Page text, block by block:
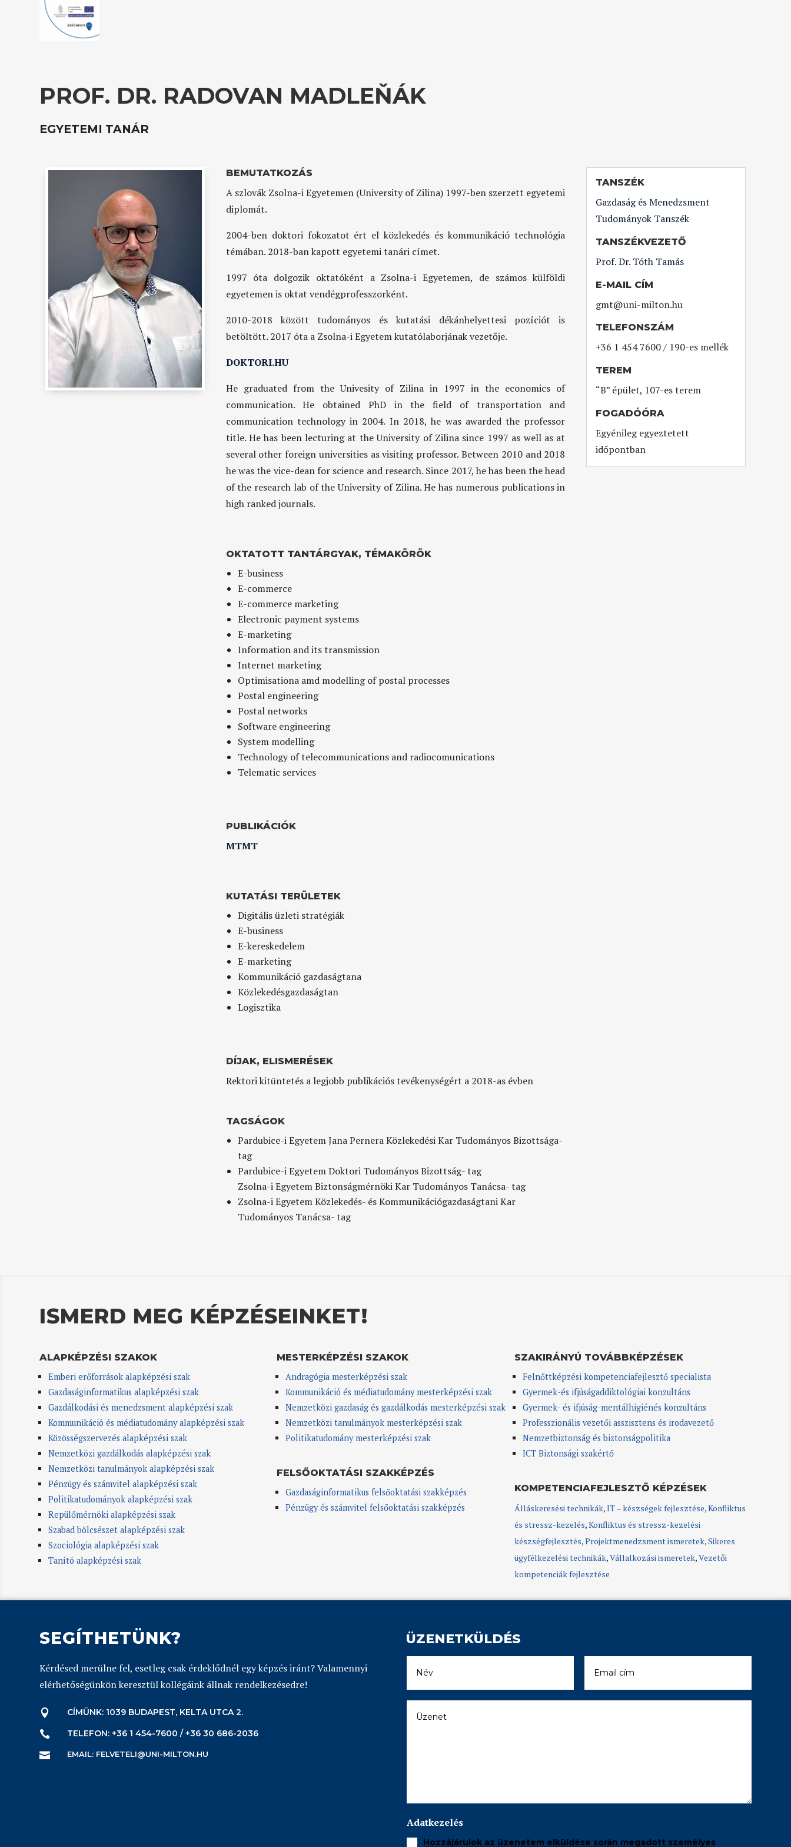
PROF. DR. RADOVAN MADLEŇÁK
EGYETEMI TANÁR
BEMUTATKOZÁS
A szlovák Zsolna-i Egyetemen (University of Zilina) 1997-ben szerzett egyetemi
diplomát.
2004-ben doktori fokozatot ért el közlekedés és kommunikáció technológia
témában. 2018-ban kapott egyetemi tanári címet.
1997 óta dolgozik oktatóként a Zsolna-i Egyetemen, de számos külföldi
egyetemen is oktat vendégprofesszorként.
2010-2018 között tudományos és kutatási dékánhelyettesi pozíciót is
betöltött. 2017 óta a Zsolna-i Egyetem kutatólaborjának vezetője.
DOKTORI.HU
He graduated from the Univesity of Zilina in 1997 in the economics of
communication. He obtained PhD in the field of transportation and
communication technology in 2004. In 2018, he was awarded the professor
title. He has been lecturing at the University of Zilina since 1997 as well as at
several other foreign universities as visiting professor. Between 2010 and 2018
he was the vice-dean for science and research. Since 2017, he has been the head
of the research lab of the University of Zilina. He has numerous publications in
high ranked journals.
OKTATOTT TANTÁRGYAK, TÉMAKÖRÖK
E-business
E-commerce
E-commerce marketing
Electronic payment systems
E-marketing
Information and its transmission
Internet marketing
Optimisationa amd modelling of postal processes
Postal engineering
Postal networks
Software engineering
System modelling
Technology of telecommunications and radiocomunications
Telematic services
PUBLIKÁCIÓK
MTMT
KUTATÁSI TERÜLETEK
Digitális üzleti stratégiák
E-business
E-kereskedelem
E-marketing
Kommunikáció gazdaságtana
Közlekedésgazdaságtan
Logisztika
DÍJAK, ELISMERÉSEK
Rektori kitüntetés a legjobb publikációs tevékenységért a 2018-as évben
TAGSÁGOK
Pardubice-i Egyetem Jana Pernera Közlekedési Kar Tudományos Bizottsága-
tag
Pardubice-i Egyetem Doktori Tudományos Bizottság- tag
Zsolna-i Egyetem Biztonságmérnöki Kar Tudományos Tanácsa- tag
Zsolna-i Egyetem Közlekedés- és Kommunikációgazdaságtani Kar
Tudományos Tanácsa- tag
TANSZÉK
Gazdaság és Menedzsment
Tudományok Tanszék
TANSZÉKVEZETŐ
Prof. Dr. Tóth Tamás
E-MAIL CÍM
gmt@uni-milton.hu
TELEFONSZÁM
+36 1 454 7600 / 190-es mellék
TEREM
“B” épület, 107-es terem
FOGADÓÓRA
Egyénileg egyeztetett
időpontban
ISMERD MEG KÉPZÉSEINKET!
ALAPKÉPZÉSI SZAKOK
Emberi erőforrások alapképzési szak
Gazdaságinformatikus alapképzési szak
Gazdálkodási és menedzsment alapképzési szak
Kommunikáció és médiatudomány alapképzési szak
Közösségszervezés alapképzési szak
Nemzetközi gazdálkodás alapképzési szak
Nemzetközi tanulmányok alapképzési szak
Pénzügy és számvitel alapképzési szak
Politikatudományok alapképzési szak
Repülőmérnöki alapképzési szak
Szabad bölcsészet alapképzési szak
Szociológia alapképzési szak
Tanító alapképzési szak
MESTERKÉPZÉSI SZAKOK
Andragógia mesterképzési szak
Kommunikáció és médiatudomány mesterképzési szak
Nemzetközi gazdaság és gazdálkodás mesterképzési szak
Nemzetközi tanulmányok mesterképzési szak
Politikatudomány mesterképzési szak
FELSŐOKTATÁSI SZAKKÉPZÉS
Gazdaságinformatikus felsőoktatási szakképzés
Pénzügy és számvitel felsőoktatási szakképzés
SZAKIRÁNYÚ TOVÁBBKÉPZÉSEK
Felnőttképzési kompetenciafejlesztő specialista
Gyermek-és ifjúságaddiktológiai konzultáns
Gyermek- és ifjúság-mentálhigiénés konzultáns
Professzionális vezetői asszisztens és irodavezető
Nemzetbiztonság és biztonságpolitika
ICT Biztonsági szakértő
KOMPETENCIAFEJLESZTŐ KÉPZÉSEK
Álláskeresési technikák,IT – készségek fejlesztése,Konfliktus
és stressz-kezelés,Konfliktus és stressz-kezelési
készségfejlesztés,Projektmenedzsment ismeretek,Sikeres
ügyfélkezelési technikák,Vállalkozási ismeretek,Vezetői
kompetenciák fejlesztése
SEGÍTHETÜNK?
Kérdésed merülne fel, esetleg csak érdeklődnél egy képzés iránt? Valamennyi
elérhetőségünkön keresztül kollégáink állnak rendelkezésedre!
 CÍMÜNK: 1039 BUDAPEST, KELTA UTCA 2.
 TELEFON: +36 1 454-7600 / +36 30 686-2036
 EMAIL: FELVETELI@UNI-MILTON.HU
ÜZENETKÜLDÉS
Adatkezelés
Hozzájárulok az üzenetem elküldése során megadott személyes